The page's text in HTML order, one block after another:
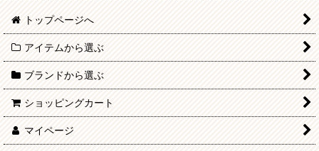
トップページへ
アイテムから選ぶ
ブランドから選ぶ
ショッピングカート
マイページ